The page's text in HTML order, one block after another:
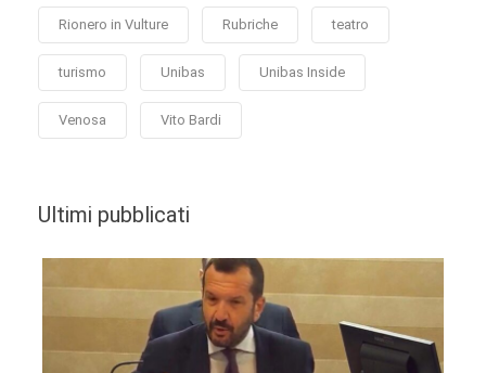
Rionero in Vulture Rubriche teatro
turismo Unibas Unibas Inside
Venosa Vito Bardi
Ultimi pubblicati